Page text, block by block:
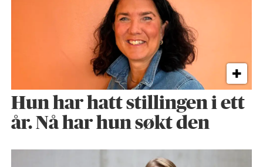
Hun har hatt stillingen i ett
år. Nå har hun søkt den